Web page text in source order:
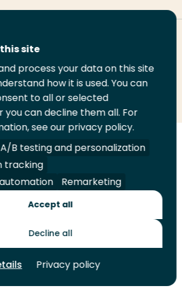
Email
deze
pagina
Print
deze
pagina
Volg
ons
op
Instagram
A-Z Index
Contact
site
process your data on this site
how it is used. You can
to all or selected
you can decline them all. For
see our privacy policy.
A/B testing and personalization
tracking
Remarketing
Accept all
Decline all
Privacy policy